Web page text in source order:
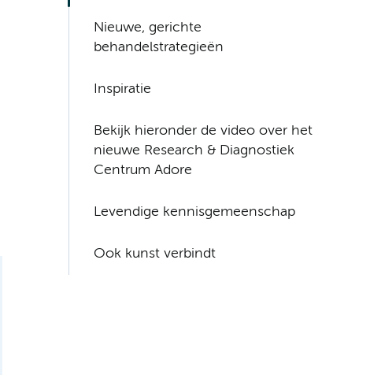
Nieuwe, gerichte
behandelstrategieën
Inspiratie
Bekijk hieronder de video over het
nieuwe Research & Diagnostiek
Centrum Adore
Levendige kennisgemeenschap
Ook kunst verbindt